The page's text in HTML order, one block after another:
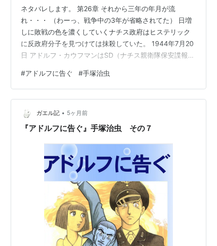
ネタバレします。 第26章 それから三年の年月が流
れ・・・ （わーっ、戦争中の3年が省略されてた） 日増
しに敗戦の色を濃くしていくナチス政府はヒステリック
に反政府分子を見つけては抹殺していた。 1944年7月20
日 アドルフ・カウフマンはSD（ナチス親衛隊保安諜報
その様子を見たアセチレン・ランプはカウフマンをゲシ
ュタポとして日本に送りたいと望んでいるがアドルフは
ランプを侮っている。 アドルフが慕っているのは神戸に
いるママだけだった。 そして連合軍は怒涛のようにドイ
ツを襲い反逆者はにましに増えている。 そこに「総統爆
#アドルフに告ぐ #手塚治虫
ガエル記 • 5ヶ月前
『アドルフに告ぐ』手塚治虫 その７